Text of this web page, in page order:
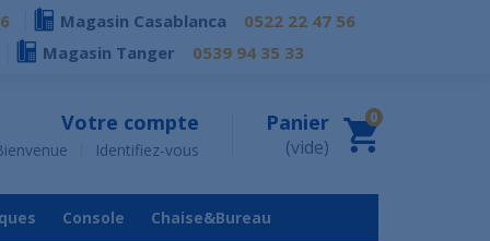
Magasin Casablanca
0522 22 47 56
Magasin Tanger 0539 94 35 33
Panier
(vide)
0
Votre compte
Identifiez-vous
Console Chaise&Bureau